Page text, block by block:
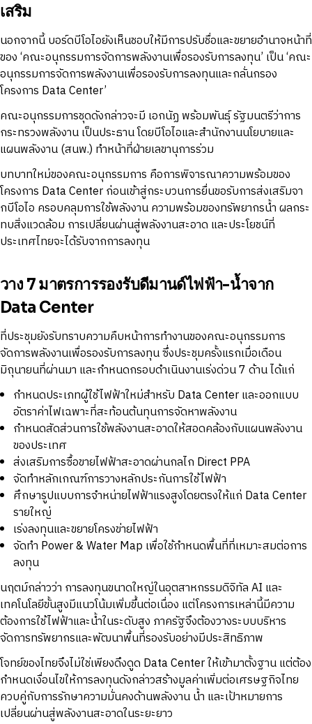
เสริม
นอกจากนี้ บอร์ดบีโอไอยังเห็นชอบให้มีการปรับชื่อและขยายอำนาจหน้าที่
ของ ‘คณะอนุกรรมการจัดการพลังงานเพื่อรองรับการลงทุน’ เป็น ‘คณะ
อนุกรรมการจัดการพลังงานเพื่อรองรับการลงทุนและกลั่นกรอง
โครงการ Data Center’
คณะอนุกรรมการชุดดังกล่าวจะมี เอกนัฏ พร้อมพันธุ์ รัฐมนตรีว่าการ
กระทรวงพลังงาน เป็นประธาน โดยบีโอไอและสำนักงานนโยบายและ
แผนพลังงาน (สนพ.) ทำหน้าที่ฝ่ายเลขานุการร่วม
บทบาทใหม่ของคณะอนุกรรมการ คือการพิจารณาความพร้อมของ
โครงการ Data Center ก่อนเข้าสู่กระบวนการยื่นขอรับการส่งเสริมจา
กบีโอไอ ครอบคลุมการใช้พลังงาน ความพร้อมของทรัพยากรน้ำ ผลกระ
ทบสิ่งแวดล้อม การเปลี่ยนผ่านสู่พลังงานสะอาด และประโยชน์ที่
ประเทศไทยจะได้รับจากการลงทุน
วาง 7 มาตรการรองรับดีมานด์ไฟฟ้า-น้ำจาก
Data Center
ที่ประชุมยังรับทราบความคืบหน้าการทำงานของคณะอนุกรรมการ
จัดการพลังงานเพื่อรองรับการลงทุน ซึ่งประชุมครั้งแรกเมื่อเดือน
มิถุนายนที่ผ่านมา และกำหนดกรอบดำเนินงานเร่งด่วน 7 ด้าน ได้แก่
กำหนดประเภทผู้ใช้ไฟฟ้าใหม่สำหรับ Data Center และออกแบบ
อัตราค่าไฟเฉพาะที่สะท้อนต้นทุนการจัดหาพลังงาน
กำหนดสัดส่วนการใช้พลังงานสะอาดให้สอดคล้องกับแผนพลังงาน
ของประเทศ
ส่งเสริมการซื้อขายไฟฟ้าสะอาดผ่านกลไก Direct PPA
จัดทำหลักเกณฑ์การวางหลักประกันการใช้ไฟฟ้า
ศึกษารูปแบบการจำหน่ายไฟฟ้าแรงสูงโดยตรงให้แก่ Data Center
รายใหญ่
เร่งลงทุนและขยายโครงข่ายไฟฟ้า
จัดทำ Power & Water Map เพื่อใช้กำหนดพื้นที่ที่เหมาะสมต่อการ
ลงทุน
นฤตม์กล่าวว่า การลงทุนขนาดใหญ่ในอุตสาหกรรมดิจิทัล AI และ
เทคโนโลยีขั้นสูงมีแนวโน้มเพิ่มขึ้นต่อเนื่อง แต่โครงการเหล่านี้มีความ
ต้องการใช้ไฟฟ้าและน้ำในระดับสูง ภาครัฐจึงต้องวางระบบบริหาร
จัดการทรัพยากรและพัฒนาพื้นที่รองรับอย่างมีประสิทธิภาพ
โจทย์ของไทยจึงไม่ใช่เพียงดึงดูด Data Center ให้เข้ามาตั้งฐาน แต่ต้อง
กำหนดเงื่อนไขให้การลงทุนดังกล่าวสร้างมูลค่าเพิ่มต่อเศรษฐกิจไทย
ควบคู่กับการรักษาความมั่นคงด้านพลังงาน น้ำ และเป้าหมายการ
เปลี่ยนผ่านสู่พลังงานสะอาดในระยะยาว